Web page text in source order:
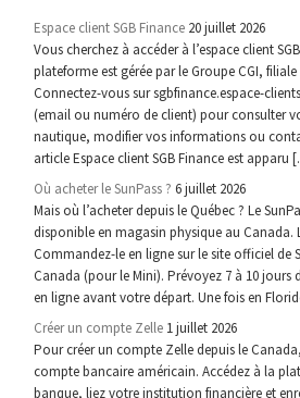
Espace client SGB Finance 20 juillet 2026
Vous cherchez à accéder à l’espace client
plateforme est gérée par le Groupe CGI,
Connectez-vous sur sgbfinance.espace-
(email ou numéro de client) pour consulter
nautique, modifier vos informations ou
article Espace client SGB Finance est apparu
Où acheter le SunPass ? 6 juillet 2026
Mais où l’acheter depuis le Québec ? Le
disponible en magasin physique au Canada.
Commandez-le en ligne sur le site officiel de
Canada (pour le Mini). Prévoyez 7 à 10 jours
en ligne avant votre départ. Une fois en
Créer un compte Zelle 1 juillet 2026
Pour créer un compte Zelle depuis le
compte bancaire américain. Accédez à la
banque, liez votre institution financière et